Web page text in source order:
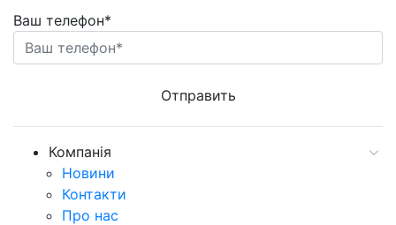
Ваш телефон*
Компанія
Новини
Контакти
Про нас